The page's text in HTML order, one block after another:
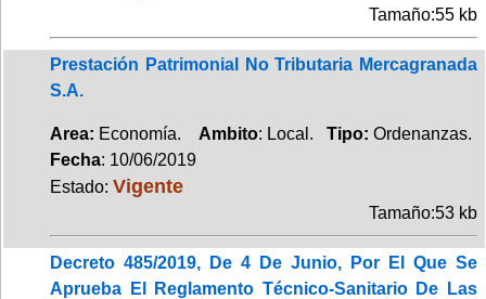
Tamaño:55 kb
Prestación Patrimonial No Tributaria Mercagranada
S.A.
Area: Economía. Ambito: Local. Tipo: Ordenanzas.
Fecha: 10/06/2019
Estado: Vigente
Tamaño:53 kb
Decreto 485/2019, De 4 De Junio, Por El Que Se
Aprueba El Reglamento Técnico-Sanitario De Las